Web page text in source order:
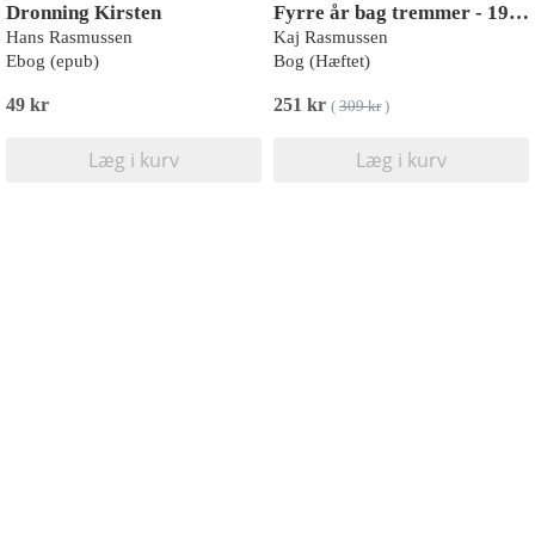
Dronning Kirsten
Hans Rasmussen
Ebog (epub)
49 kr
Læg i kurv
Fyrre år bag tremmer - 1971-2011
Kaj Rasmussen
Bog (Hæftet)
251 kr ( 309 kr)
Læg i kurv